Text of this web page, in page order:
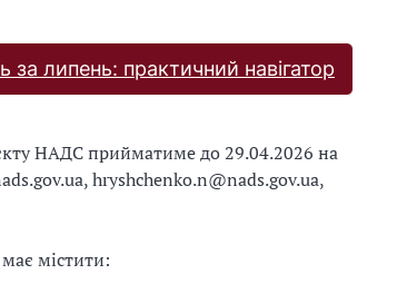
за липень: практичний навігатор
НАДС прийматиме до 29.04.2026 на
,hryshchenko.n@nads.gov.ua,
містити: